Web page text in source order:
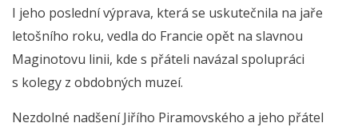
I jeho poslední výprava, která se uskutečnila na jaře
letošního roku, vedla do Francie opět na slavnou
Maginotovu linii, kde s přáteli navázal spolupráci
s kolegy z obdobných muzeí.
Nezdolné nadšení Jiřího Piramovského a jeho přátel